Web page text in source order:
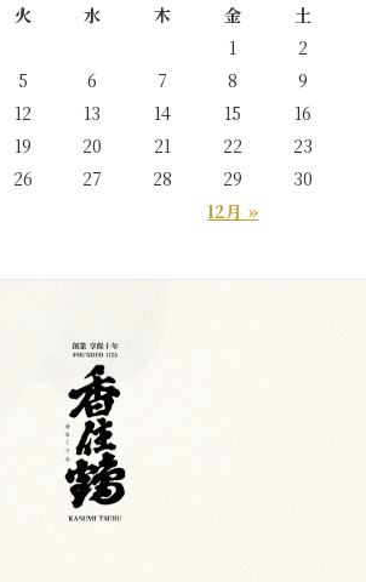
火 水 木 金 土
12月 »
1
2
5 6 7 8
9
12 13 14 15
16
19 20 21 22
23
26 27 28 29 30